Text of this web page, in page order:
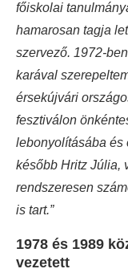
főiskolai
hamarosan tagja
szervező. 1972-
karával
érsekújvári
fesztiválon
lebonyolításába és
később Hritz Júlia,
rendszeresen
is tart.”
1978 és 1989
vezetett